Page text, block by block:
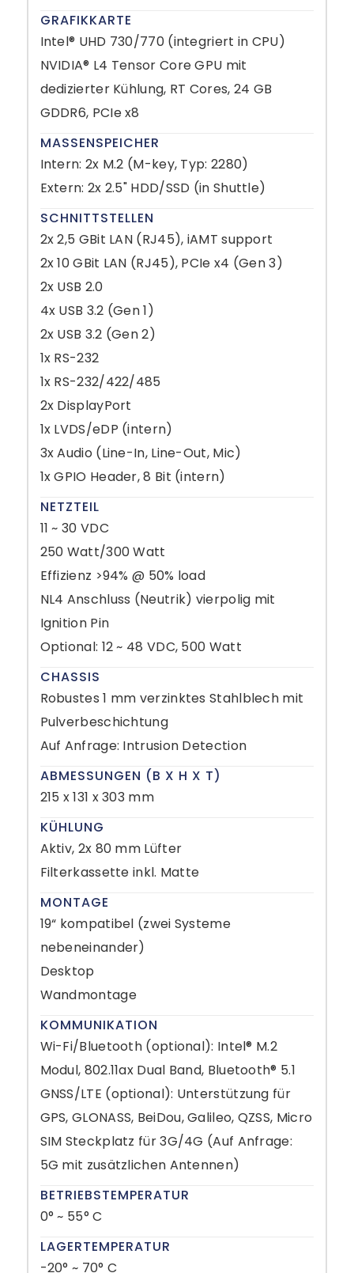
GRAFIKKARTE
Intel® UHD 730/770 (integriert in CPU)
NVIDIA® L4 Tensor Core GPU mit
dedizierter Kühlung, RT Cores, 24 GB
GDDR6, PCIe x8
MASSENSPEICHER
Intern: 2x M.2 (M-key, Typ: 2280)
Extern: 2x 2.5" HDD/SSD (in Shuttle)
SCHNITTSTELLEN
2x 2,5 GBit LAN (RJ45), iAMT support
2x 10 GBit LAN (RJ45), PCIe x4 (Gen 3)
2x USB 2.0
4x USB 3.2 (Gen 1)
2x USB 3.2 (Gen 2)
1x RS-232
1x RS-232/422/485
2x DisplayPort
1x LVDS/eDP (intern)
3x Audio (Line-In, Line-Out, Mic)
1x GPIO Header, 8 Bit (intern)
NETZTEIL
11 ~ 30 VDC
250 Watt/300 Watt
Effizienz >94% @ 50% load
NL4 Anschluss (Neutrik) vierpolig mit
Ignition Pin
Optional: 12 ~ 48 VDC, 500 Watt
CHASSIS
Robustes 1 mm verzinktes Stahlblech mit
Pulverbeschichtung
Auf Anfrage: Intrusion Detection
ABMESSUNGEN (B X H X T)
215 x 131 x 303 mm
KÜHLUNG
Aktiv, 2x 80 mm Lüfter
Filterkassette inkl. Matte
MONTAGE
19“ kompatibel (zwei Systeme
nebeneinander)
Desktop
Wandmontage
KOMMUNIKATION
Wi-Fi/Bluetooth (optional): Intel® M.2
Modul, 802.11ax Dual Band, Bluetooth® 5.1
GNSS/LTE (optional): Unterstützung für
GPS, GLONASS, BeiDou, Galileo, QZSS, Micro
SIM Steckplatz für 3G/4G (Auf Anfrage:
5G mit zusätzlichen Antennen)
BETRIEBSTEMPERATUR
0° ~ 55° C
LAGERTEMPERATUR
-20° ~ 70° C